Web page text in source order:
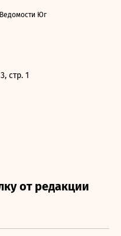
Ведомости Юг
стр. 1